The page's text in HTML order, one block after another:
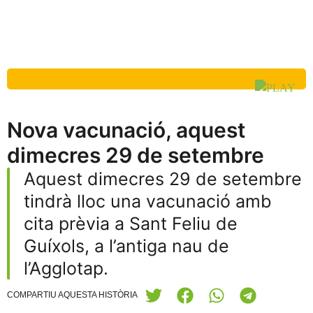
Nova vacunació, aquest
dimecres 29 de setembre
Aquest dimecres 29 de setembre
tindrà lloc una vacunació amb
cita prèvia a Sant Feliu de
Guíxols, a l’antiga nau de
l’Agglotap.
COMPARTIU AQUESTA HISTÒRIA